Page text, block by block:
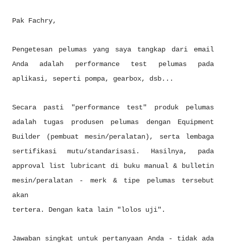
Pak Fachry,
Pengetesan pelumas yang saya tangkap dari email
Anda adalah performance test pelumas pada
aplikasi, seperti pompa, gearbox, dsb...
Secara pasti "performance test" produk pelumas
adalah tugas produsen pelumas dengan Equipment
Builder (pembuat mesin/peralatan), serta lembaga
sertifikasi mutu/standarisasi. Hasilnya, pada
approval list lubricant di buku manual & bulletin
mesin/peralatan - merk & tipe pelumas tersebut
akan
tertera. Dengan kata lain "lolos uji".
Jawaban singkat untuk pertanyaan Anda - tidak ada